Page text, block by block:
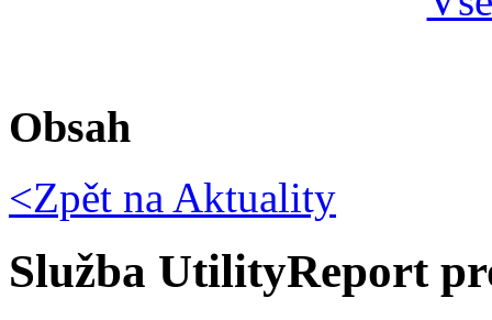
Obsah
<Zpět na Aktuality
Služba UtilityReport